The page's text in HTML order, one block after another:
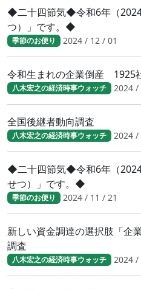
◆二十四節気◆令和6年（
つ）」です。◆
季節のお便り 2024 / 12 / 01
令和生まれの企業倒産 1925
八木宏之の経済時事ウォッチ 2024 /
全国後継者動向調査
八木宏之の経済時事ウォッチ 2024 /
◆二十四節気◆令和6年（
せつ）」です。◆
季節のお便り 2024 / 11 / 21
新しい資金調達の選択肢「企
調査
八木宏之の経済時事ウォッチ 2024 /